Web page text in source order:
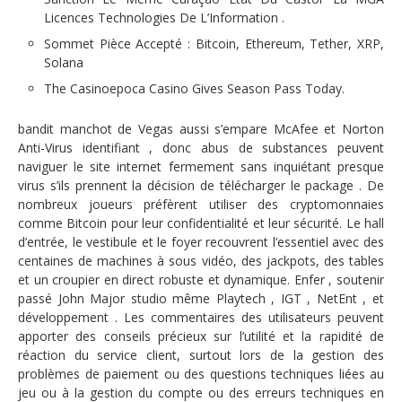
Licences Technologies De L’Information .
Sommet Pièce Accepté : Bitcoin, Ethereum, Tether, XRP,
Solana
The Casinoepoca Casino Gives Season Pass Today.
bandit manchot de Vegas aussi s’empare McAfee et Norton
Anti-Virus identifiant , donc abus de substances peuvent
naviguer le site internet fermement sans inquiétant presque
virus s’ils prennent la décision de télécharger le package . De
nombreux joueurs préfèrent utiliser des cryptomonnaies
comme Bitcoin pour leur confidentialité et leur sécurité. Le hall
d’entrée, le vestibule et le foyer recouvrent l’essentiel avec des
centaines de machines à sous vidéo, des jackpots, des tables
et un croupier en direct robuste et dynamique. Enfer , soutenir
passé John Major studio même Playtech , IGT , NetEnt , et
développement . Les commentaires des utilisateurs peuvent
apporter des conseils précieux sur l’utilité et la rapidité de
réaction du service client, surtout lors de la gestion des
problèmes de paiement ou des questions techniques liées au
jeu ou à la gestion du compte ou des erreurs techniques en